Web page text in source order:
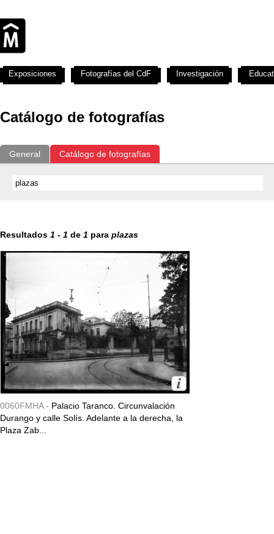
Catálogo de fotografías
General Catálogo de fotografías
Resultados 1 - 1 de 1 para plazas
0060FMHA - Palacio Taranco. Circunvalación
Durango y calle Solís. Adelante a la derecha, la
Plaza Zab...
Exposiciones Fotografías del CdF Investigación